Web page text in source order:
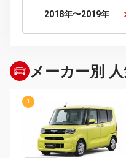
2018年〜2019年
メーカー別